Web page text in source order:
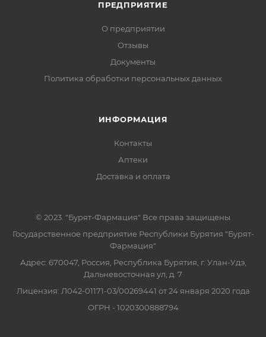
ПРЕДПРИЯТИЕ
О предприятии
Отзывы
Документы
Политика обработки персональных данных
ИНФОРМАЦИЯ
Контакты
Аптеки
Доставка и оплата
© 2023. "Бурят-Фармация" Все права защищены
Государственное предприятие Республики Бурятия "Бурят-
Фармация"
Адрес: 670047, Россия, Республика Бурятия, г. Улан-Удэ,
Дальневосточная ул, д. 7
Лицензия: Л042-01171-03/00269441 от 24 января 2020 года
ОГРН - 1020300888794